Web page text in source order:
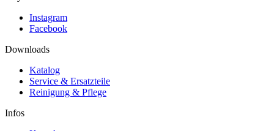
Instagram
Facebook
Downloads
Katalog
Service & Ersatzteile
Reinigung & Pflege
Infos